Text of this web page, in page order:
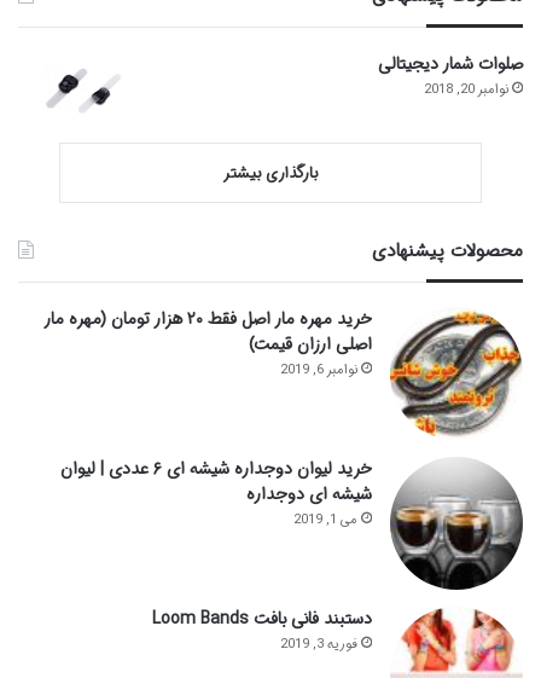
صلوات شمار دیجیتالی
نوامبر 20, 2018
بارگذاری بیشتر
محصولات پیشنهادی
خرید مهره مار اصل فقط ۲۰ هزار تومان (مهره مار
اصلی ارزان قیمت)
نوامبر 6, 2019
خرید لیوان دوجداره شیشه ای ۶ عددی | لیوان
شیشه ای دوجداره
می 1, 2019
دستبند فانی بافت Loom Bands
فوریه 3, 2019